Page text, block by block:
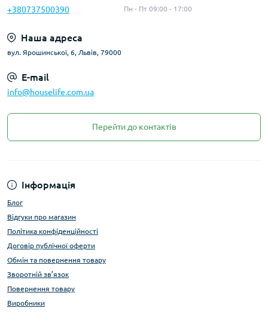
+380737500390 Пн - Пт 09:00 - 17:00
Наша адреса
вул. Ярошинської, 6, Львів, 79000
E-mail
info@houselife.com.ua
Перейти до контактів
Інформація
Блог
Відгуки про магазин
Політика конфіденційності
Договір публічної оферти
Обмін та повернення товару
Зворотній зв’язок
Повернення товару
Виробники